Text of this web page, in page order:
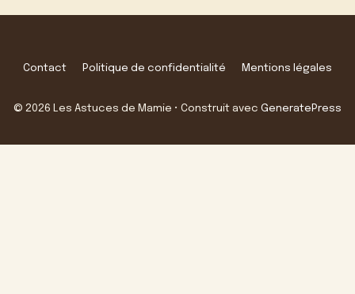
Contact Politique de confidentialité Mentions légales
© 2026 Les Astuces de Mamie • Construit avec GeneratePress